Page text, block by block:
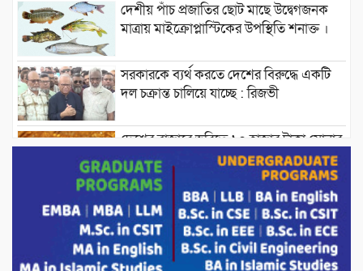
দেশীয় পাঁচ প্রজাতির ছোট মাছে উদ্বেগজনক
মাত্রায় মাইক্রোপ্লাস্টিকের উপস্থিতি শনাক্ত ।
সরকারকে ব্যর্থ করতে দেশের বিরুদ্ধে একটি
দল চক্রান্ত চালিয়ে যাচ্ছে : রিজভী
দেশের বাজারে ভরিতে ১০ হাজার টাকা সোনার
দাম বাড়ানোর ঘোষণা।
ভারপ্রাপ্ত রাষ্ট্রপতি হাফিজ উদ্দিন আহমদের
সাথে এইচটি বাংলা অনলাইন পোর্টাল ও আইপি
টিভির সম্পাদক মোঃ ইসমাইল হোসেনের
সৌজন্য সাক্ষাৎ।